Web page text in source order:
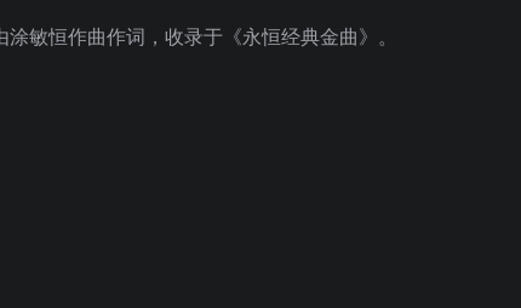
敏恒作曲作词，收录于《永恒经典金曲》。